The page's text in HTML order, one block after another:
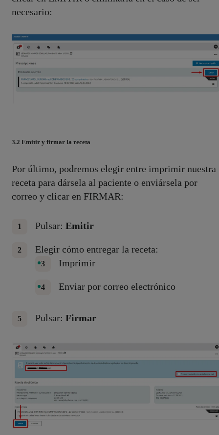
necesario:
3.2 Emitir y firmar la receta
Por último, podremos elegir entre imprimir nuestra
receta para dársela al paciente o enviársela por
correo y clicar en FIRMAR:
Pulsar: Emitir
Elegir cómo entregar la receta:
Imprimir
Enviar por correo electrónico
Pulsar: Firmar